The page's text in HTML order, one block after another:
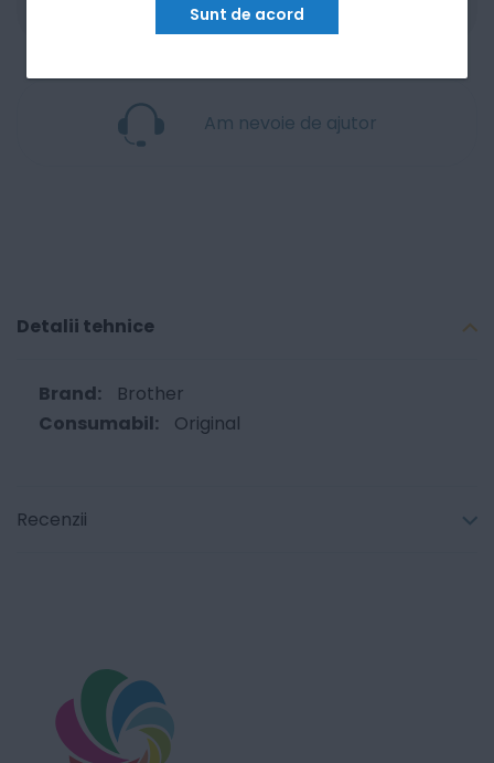
Sunt de acord
Am nevoie de ajutor
Detalii tehnice
Brother
Original
Recenzii